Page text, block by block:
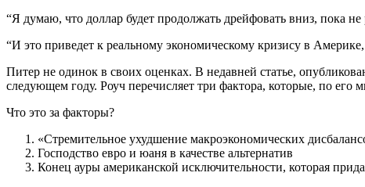
“Я думаю, что доллар будет продолжать дрейфовать вниз, пока
“И это приведет к реальному экономическому кризису в
Питер не одинок в своих оценках. В недавней статье,
следующем году. Роуч перечисляет три фактора, которые, по его
Что это за факторы?
«Стремительное ухудшение макроэкономических
Господство евро и юаня в качестве альтернатив
Конец ауры американской исключительности, которая